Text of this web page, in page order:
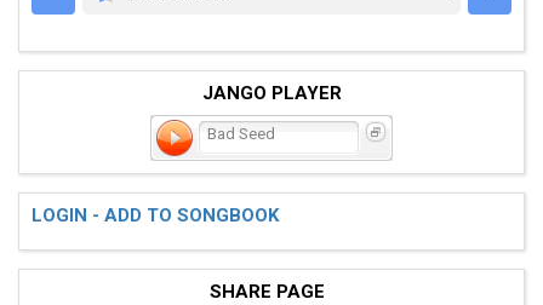
JANGO PLAYER
Bad Seed
LOGIN - ADD TO SONGBOOK
SHARE PAGE